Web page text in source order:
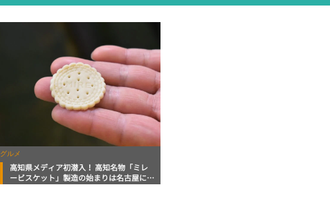
グルメ
高知県メディア初潜入！ 高知名物「ミレ
ービスケット」製造の始まりは名古屋にあ